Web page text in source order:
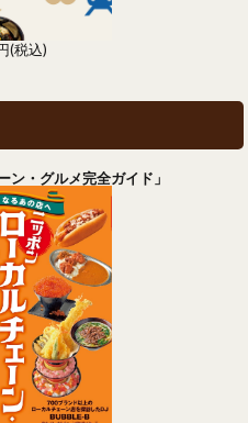
(税込)
ン・グルメ完全ガイド」